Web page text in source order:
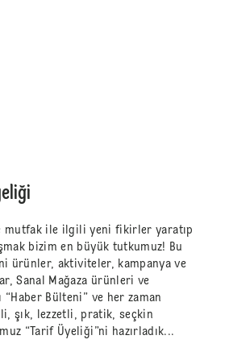
mutfak ile ilgili yeni fikirler yaratıp
bizim en büyük tutkumuz! Bu
ürünler, aktiviteler, kampanya ve
Sanal Mağaza ürünleri ve
“Haber Bülteni” ve her zaman
şık, lezzetli, pratik, seçkin
“Tarif Üyeliği”ni hazırladık...